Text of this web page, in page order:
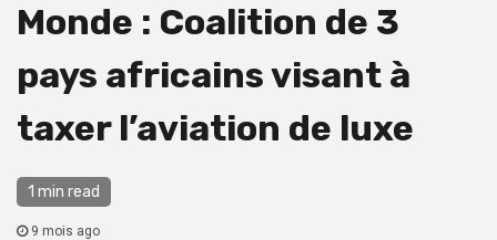
Monde : Coalition de 3
pays africains visant à
taxer l’aviation de luxe
1 min read
9 mois ago